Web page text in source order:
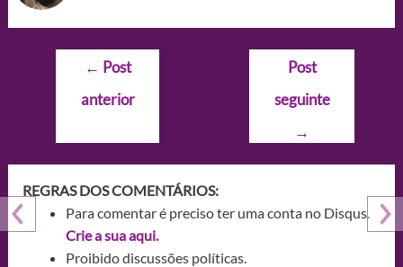
Navegação
Post
← Post
anterior
Post
seguinte
→
REGRAS DOS COMENTÁRIOS:
Para comentar é preciso ter uma conta no Disqus.
Crie a sua aqui.
Proibido discussões políticas.